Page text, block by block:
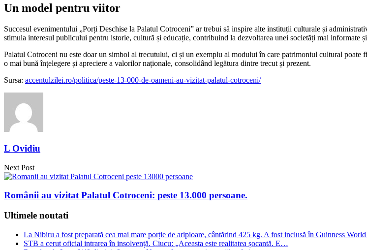
Un model pentru viitor
Succesul evenimentului „Porți Deschise la Palatul Cotroceni” ar trebui să inspire alte instituții culturale și
stimula interesul publicului pentru istorie, cultură și educație, contribuind la dezvoltarea unei societăți mai informate
Palatul Cotroceni nu este doar un simbol al trecutului, ci și un exemplu al modului în care patrimoniul cultural poate
o mai bună înțelegere și apreciere a valorilor naționale, consolidând legătura dintre trecut și prezent.
Sursa: accentulzilei.ro/politica/peste-13-000-de-oameni-au-vizitat-palatul-cotroceni/
L Ovidiu
Next Post
Românii au vizitat Palatul Cotroceni: peste 13.000 persoane.
Ultimele noutati
La Nibiru a fost preparată cea mai mare porție de aripioare, cântărind 425 kg. A fost inclusă în Guinness
STB a cerut oficial intrarea în insolvență. Ciucu: „Aceasta este realitatea șocantă. E…